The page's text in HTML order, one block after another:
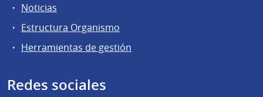
Noticias
Estructura Organismo
Herramientas de gestión
Redes sociales